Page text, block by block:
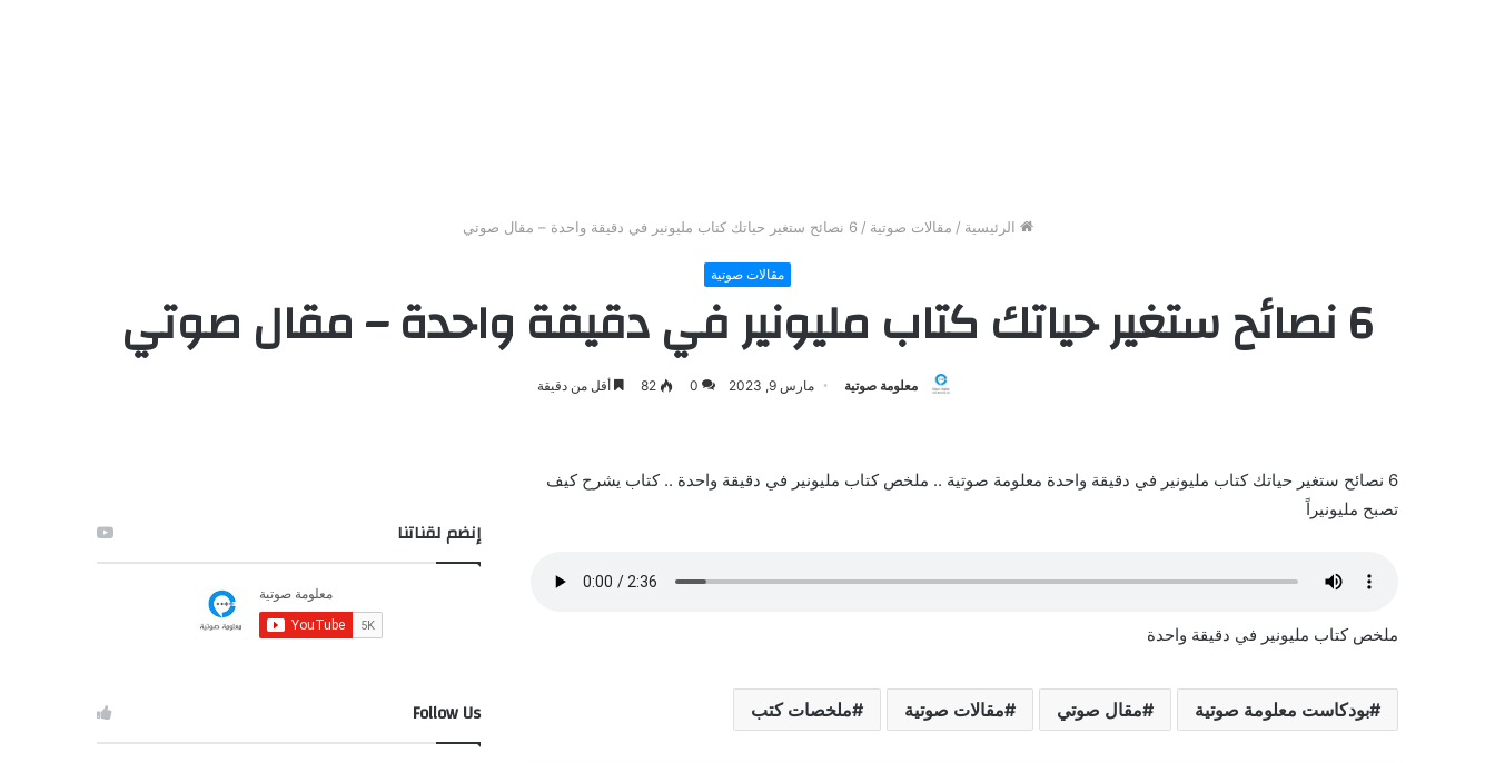
الرئيسية / مقالات صوتية / 6 نصائح ستغير حياتك كتاب مليونير في دقيقة واحدة – مقال صوتي
مقالات صوتية
6 نصائح ستغير حياتك كتاب مليونير في دقيقة واحدة – مقال صوتي
معلومة صوتية مارس 9, 2023 0
82 أقل من دقيقة
6 نصائح ستغير حياتك كتاب مليونير في دقيقة واحدة معلومة صوتية .. ملخص كتاب مليونير في دقيقة واحدة .. كتاب يشرح كيف
تصبح مليونيراً
ملخص كتاب مليونير في دقيقة واحدة
بودكاست معلومة صوتية مقال صوتي مقالات صوتية ملخصات كتب
إنضم لقناتنا
Follow Us